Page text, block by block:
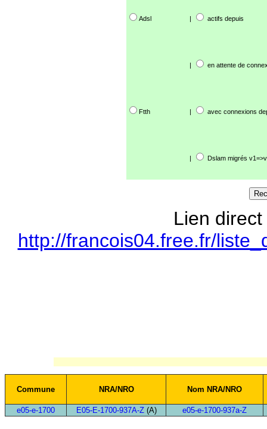
Adsl | actifs depuis
| en attente de
Ftth | avec connexions
| Dslam migrés
Lien
http://francois04.free.fr/
Commune NRA/NRO Nom NRA/NRO
e05-e-1700 E05-E-1700-937A-Z(A) e05-e-1700-937a-Z